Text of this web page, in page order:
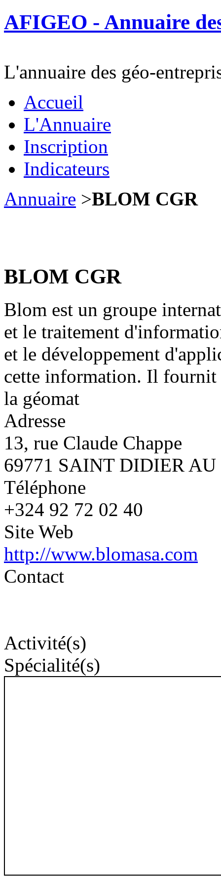
AFIGEO - Annuaire
L'annuaire des géo-
Accueil
L'Annuaire
Inscription
Indicateurs
Annuaire >BLOM CGR
BLOM CGR
Blom est un groupe
et le traitement
et le développement
cette information. Il fournit
la géomat
Adresse
13, rue Claude Chappe
69771 SAINT DIDIER
Téléphone
+324 92 72 02 40
Site Web
http://www.blomasa.com
Contact
Activité(s)
Spécialité(s)